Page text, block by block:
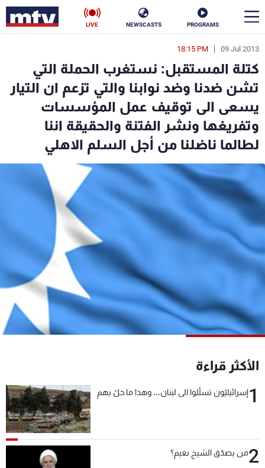
PROGRAMS
NEWSCASTS
LIVE
09 Jul 2013
18:15 PM
كتلة المستقبل: نستغرب الحملة التي
تشن ضدنا وضد نوابنا والتي تزعم ان التيار
يسعى الى توقيف عمل المؤسسات
وتفريغها ونشر الفتنة والحقيقة اننا
لطالما ناضلنا من أجل السلم الاهلي
الأكثر قراءة
1إسرائيليّون تسلّلوا الى لبنان... وهذا ما حلّ بهم
2من يصدّق الشيخ نعيم؟
en
الأخبار
سياسة ناس
إقتصاد فن
منوعات رياضة
كأس العالم
البرامج
جدول البرامج
شاهد البرامج
عن MTV
لاعلاناتكم
وظائف